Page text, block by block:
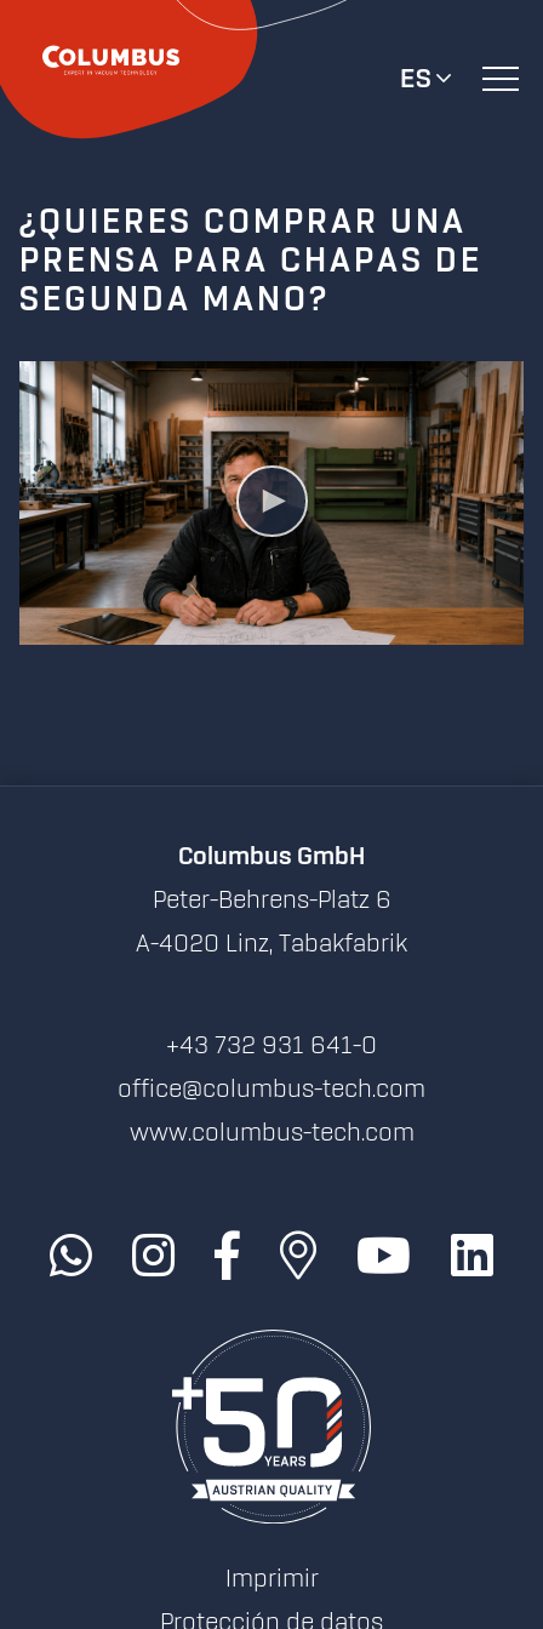
ES
¿QUIERES COMPRAR UNA
PRENSA PARA CHAPAS DE
SEGUNDA MANO?
Columbus GmbH
Peter-Behrens-Platz 6
A-4020 Linz, Tabakfabrik
+43 732 931 641-0
office@columbus-tech.com
www.columbus-tech.com
Imprimir
Protección de datos